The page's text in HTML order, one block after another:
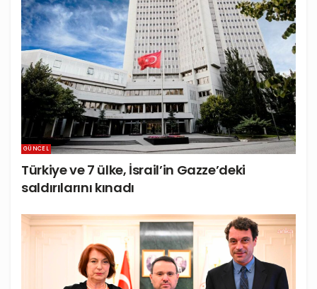
GÜNCEL
Türkiye ve 7 ülke, İsrail’in Gazze’deki
saldırılarını kınadı